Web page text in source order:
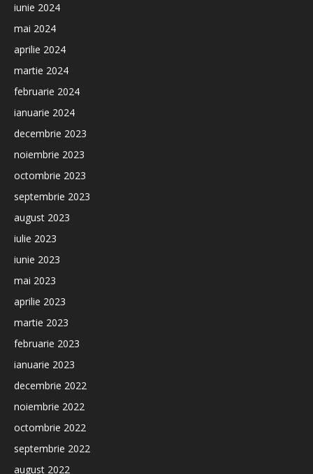
iunie 2024
mai 2024
aprilie 2024
martie 2024
februarie 2024
ianuarie 2024
decembrie 2023
noiembrie 2023
octombrie 2023
septembrie 2023
august 2023
iulie 2023
iunie 2023
mai 2023
aprilie 2023
martie 2023
februarie 2023
ianuarie 2023
decembrie 2022
noiembrie 2022
octombrie 2022
septembrie 2022
august 2022